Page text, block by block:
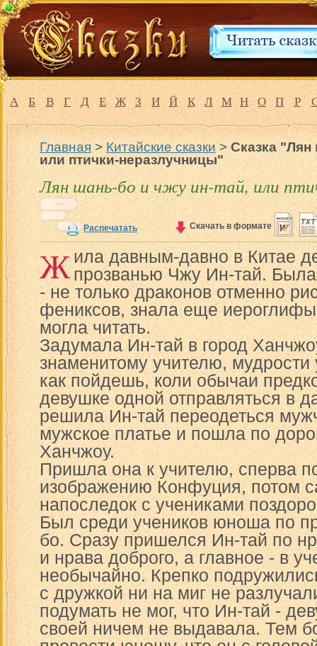
А Б В Г Д Е Ж З И Й К Л М Н О П Р
Главная>Китайские сказки>Сказка "Лян
или птички-неразлучницы"
Лян шань-бо и чжу ин-тай, или
Распечатать Скачать в формате
Жила давным-давно в Китае
прозванью Чжу Ин-тай.
- не только драконов отменно
фениксов, знала еще иероглифы
могла читать.
Задумала Ин-тай в город
знаменитому учителю, мудрости
как пойдешь, коли обычаи
девушке одной отправляться в
решила Ин-тай переодеться
мужское платье и пошла по
Ханчжоу.
Пришла она к учителю, сперва
изображению Конфуция, потом
напоследок с учениками
Был среди учеников юноша по
бо. Сразу пришелся Ин-тай по
и нрава доброго, а главное - в
необычайно. Крепко
с дружкой ни на миг не
подумать не мог, что Ин-тай -
своей ничем не выдавала. Тем